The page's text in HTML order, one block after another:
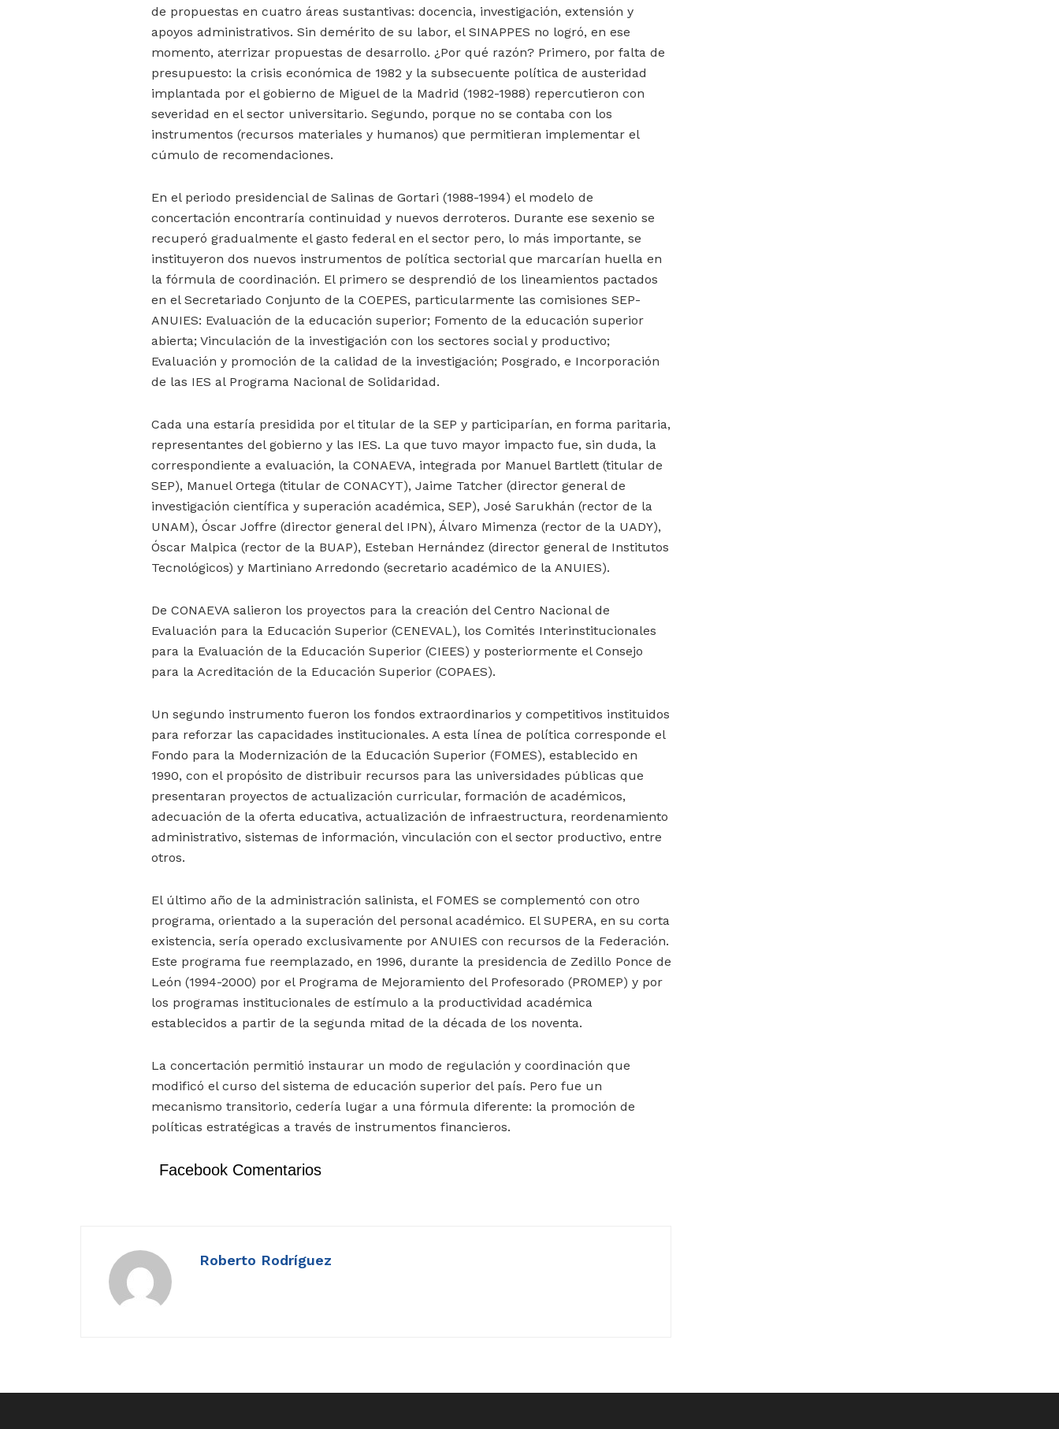
de propuestas en cuatro áreas sustantivas: docencia, investigación, extensión y
apoyos administrativos. Sin demérito de su labor, el SINAPPES no logró, en ese
momento, aterrizar propuestas de desarrollo. ¿Por qué razón? Primero, por falta de
presupuesto: la crisis económica de 1982 y la subsecuente política de austeridad
implantada por el gobierno de Miguel de la Madrid (1982-1988) repercutieron con
severidad en el sector universitario. Segundo, porque no se contaba con los
instrumentos (recursos materiales y humanos) que permitieran implementar el
cúmulo de recomendaciones.
En el periodo presidencial de Salinas de Gortari (1988-1994) el modelo de
concertación encontraría continuidad y nuevos derroteros. Durante ese sexenio se
recuperó gradualmente el gasto federal en el sector pero, lo más importante, se
instituyeron dos nuevos instrumentos de política sectorial que marcarían huella en
la fórmula de coordinación. El primero se desprendió de los lineamientos pactados
en el Secretariado Conjunto de la COEPES, particularmente las comisiones SEP-
ANUIES: Evaluación de la educación superior; Fomento de la educación superior
abierta; Vinculación de la investigación con los sectores social y productivo;
Evaluación y promoción de la calidad de la investigación; Posgrado, e Incorporación
de las IES al Programa Nacional de Solidaridad.
Cada una estaría presidida por el titular de la SEP y participarían, en forma paritaria,
representantes del gobierno y las IES. La que tuvo mayor impacto fue, sin duda, la
correspondiente a evaluación, la CONAEVA, integrada por Manuel Bartlett (titular de
SEP), Manuel Ortega (titular de CONACYT), Jaime Tatcher (director general de
investigación científica y superación académica, SEP), José Sarukhán (rector de la
UNAM), Óscar Joffre (director general del IPN), Álvaro Mimenza (rector de la UADY),
Óscar Malpica (rector de la BUAP), Esteban Hernández (director general de Institutos
Tecnológicos) y Martiniano Arredondo (secretario académico de la ANUIES).
De CONAEVA salieron los proyectos para la creación del Centro Nacional de
Evaluación para la Educación Superior (CENEVAL), los Comités Interinstitucionales
para la Evaluación de la Educación Superior (CIEES) y posteriormente el Consejo
para la Acreditación de la Educación Superior (COPAES).
Un segundo instrumento fueron los fondos extraordinarios y competitivos instituidos
para reforzar las capacidades institucionales. A esta línea de política corresponde el
Fondo para la Modernización de la Educación Superior (FOMES), establecido en
1990, con el propósito de distribuir recursos para las universidades públicas que
presentaran proyectos de actualización curricular, formación de académicos,
adecuación de la oferta educativa, actualización de infraestructura, reordenamiento
administrativo, sistemas de información, vinculación con el sector productivo, entre
otros.
El último año de la administración salinista, el FOMES se complementó con otro
programa, orientado a la superación del personal académico. El SUPERA, en su corta
existencia, sería operado exclusivamente por ANUIES con recursos de la Federación.
Este programa fue reemplazado, en 1996, durante la presidencia de Zedillo Ponce de
León (1994-2000) por el Programa de Mejoramiento del Profesorado (PROMEP) y por
los programas institucionales de estímulo a la productividad académica
establecidos a partir de la segunda mitad de la década de los noventa.
La concertación permitió instaurar un modo de regulación y coordinación que
modificó el curso del sistema de educación superior del país. Pero fue un
mecanismo transitorio, cedería lugar a una fórmula diferente: la promoción de
políticas estratégicas a través de instrumentos financieros.
Facebook Comentarios
Roberto Rodríguez